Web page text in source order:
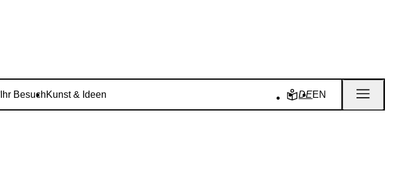
Ihr BesuchKunst & Ideen DEEN